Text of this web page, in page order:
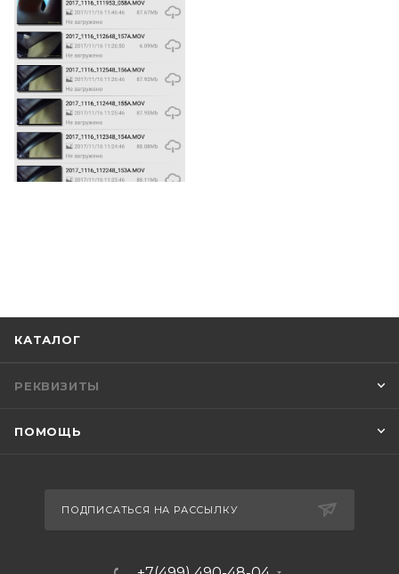
КАТАЛОГ
РЕКВИЗИТЫ
ПОМОЩЬ
ПОДПИСАТЬСЯ НА РАССЫЛКУ